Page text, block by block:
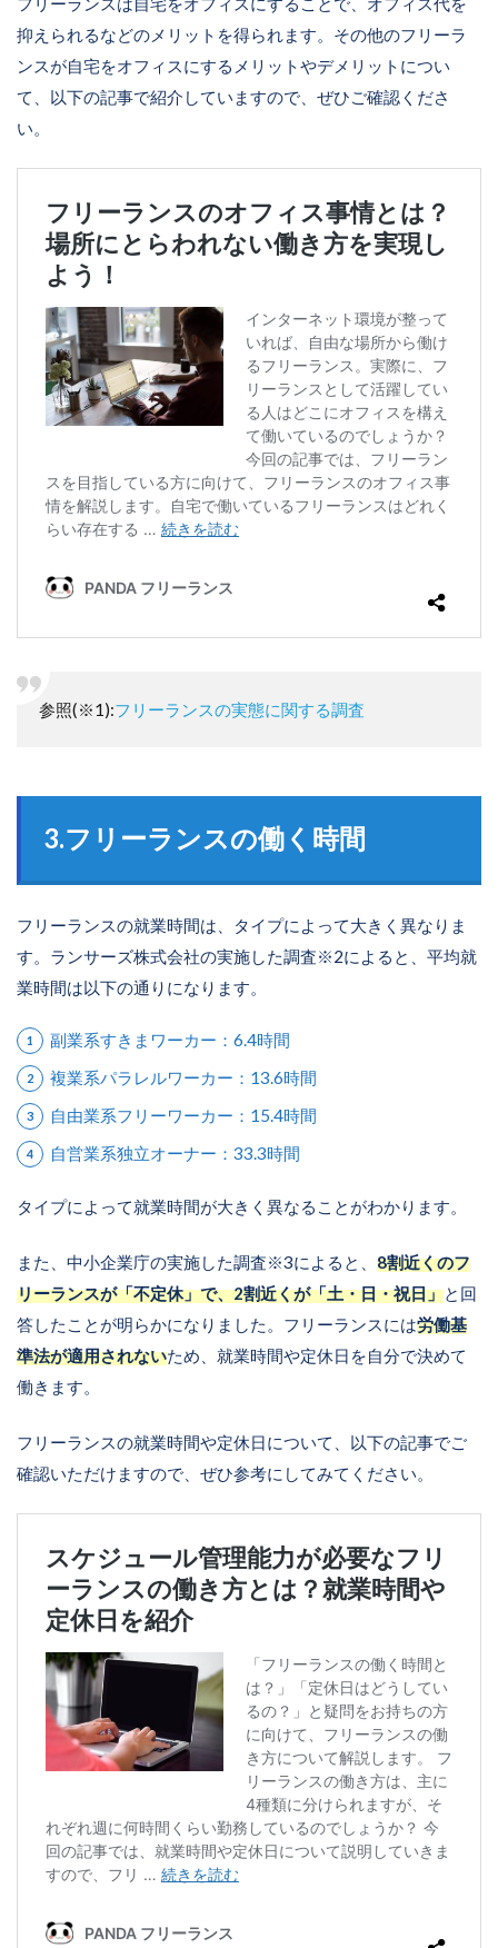
抑えられるなどのメリットを得られます。その他のフリーラ
ンスが自宅をオフィスにするメリットやデメリットについ
て、以下の記事で紹介していますので、ぜひご確認くださ
い。
参照(※1):フリーランスの実態に関する調査
3.フリーランスの働く時間
フリーランスの就業時間は、タイプによって大きく異なりま
す。ランサーズ株式会社の実施した調査※2によると、平均就
業時間は以下の通りになります。
副業系すきまワーカー：6.4時間
複業系パラレルワーカー：13.6時間
自由業系フリーワーカー：15.4時間
自営業系独立オーナー：33.3時間
タイプによって就業時間が大きく異なることがわかります。
また、中小企業庁の実施した調査※3によると、 8割近くのフ
リーランスが「不定休」で、2割近くが「土・日・祝日」と回
答したことが明らかになりました。フリーランスには労働基
準法が適用されないため、就業時間や定休日を自分で決めて
働きます。
フリーランスの就業時間や定休日について、以下の記事でご
確認いただけますので、ぜひ参考にしてみてください。